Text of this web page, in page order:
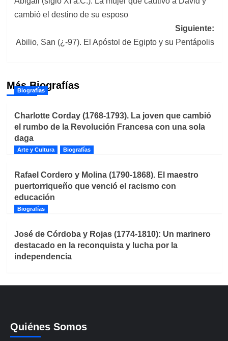
de
cambió el destino de su esposo
Siguiente:
Abilio, San (¿-97). El Apóstol de Egipto y su Pentápolis
Más Biografías
Biografías
Charlotte Corday (1768-1793). La joven que cambió
el rumbo de la Revolución Francesa con una sola
daga
Arte y Cultura Biografías
Rafael Cordero y Molina (1790-1868). El maestro
puertorriqueño que venció el racismo con
educación
Biografías
José de Córdoba y Rojas (1774-1810): Un marinero
destacado en la reconquista y lucha por la
independencia
Quiénes Somos